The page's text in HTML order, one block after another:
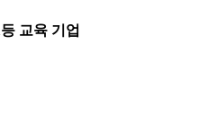
교육 기업